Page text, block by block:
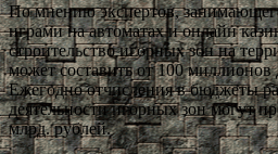
По мнению экспертов,
играми на автоматах и онлайн
строительство игорных зон на
может составить от 100
Ежегодно отчисления в бюджеты
деятельности игорных зон могут
млрд. рублей.